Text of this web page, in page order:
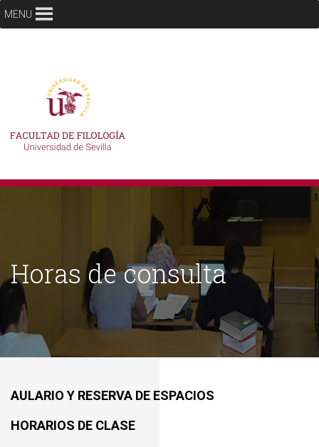
MENU
Horas de consulta
AULARIO Y RESERVA DE ESPACIOS
HORARIOS DE CLASE